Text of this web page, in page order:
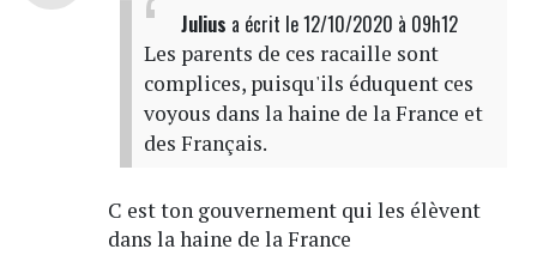
Julius a écrit le 12/10/2020 à 09h12
Les parents de ces racaille sont
complices, puisqu'ils éduquent ces
voyous dans la haine de la France et
des Français.
C est ton gouvernement qui les élèvent
dans la haine de la France